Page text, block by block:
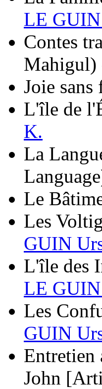
LE
Contes
Mahigul)
Joie sans
L'île de
K.
La
Le
Les
GUIN
L'île des
LE
Les
GUIN
Entretien
John